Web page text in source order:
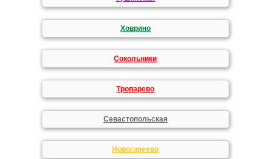
Ховрино
Сокольники
Тропарево
Севастопольская
Новогиреево